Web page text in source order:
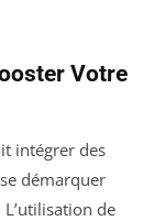
Votre
intégrer des
démarquer
de